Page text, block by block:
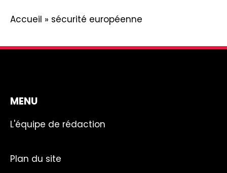
Accueil » sécurité européenne
MENU
L'équipe de rédaction
Plan du site